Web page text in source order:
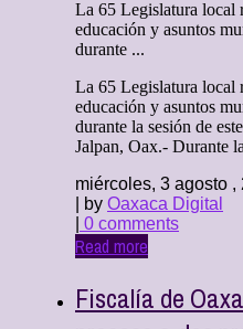
La 65 Legislatura local
educación y asuntos
durante ...
La 65 Legislatura local
educación y asuntos
durante la sesión de
Jalpan, Oax.- Durante
miércoles, 3 agosto ,
| by Oaxaca Digital
0 comments
Read more
Fiscalía de